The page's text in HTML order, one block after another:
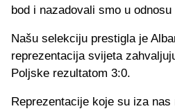
bod i nazadovali smo u
Našu selekciju prestigla je
reprezentacija svijeta
Poljske rezultatom 3:0.
Reprezentacije koje su iza